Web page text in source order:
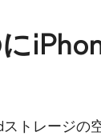
トレージの